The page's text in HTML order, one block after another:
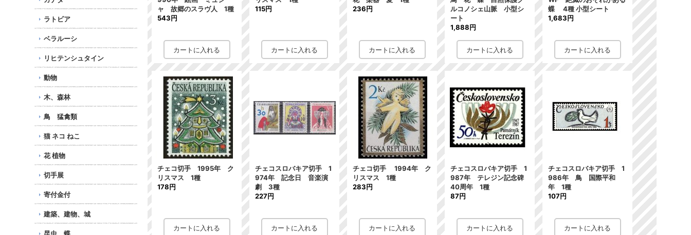
ラトビア
ベラルーシ
リヒテンシュタイン
動物
木、森林
鳥 猛禽類
猫 ネコ ねこ
花 植物
切手展
寄付金付
建築、建物、城
ャ 故郷のスラヴ人 1種
543円
115円
236円
ルコノシェ山脈 小型シ
ート
1,888円
蝶 4種 小型シート
1,683円
チェコ切手 1995年 ク
リスマス 1種
178円
チェコスロバキア切手 1
974年 記念日 音楽演
劇 3種
227円
チェコ切手 1994年 ク
リスマス 1種
283円
チェコスロバキア切手 1
987年 テレジン記念碑
40周年 1種
87円
チェコスロバキア切手 1
986年 鳥 国際平和
年 1種
107円